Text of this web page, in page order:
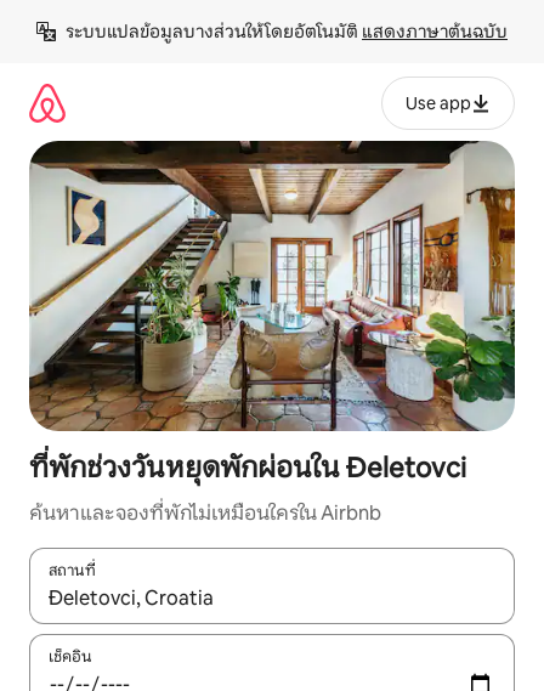
เนื้อหา
ระบบแปลข้อมูลบางส่วนให้โดยอัตโนมัติ แสดงภาษาต้นฉบับ
Use app
ที่พักช่วงวันหยุดพักผ่อนใน Đeletovci
ค้นหาและจองที่พักไม่เหมือนใครใน Airbnb
สถานที่
ใช้ลูกศรขึ้นลง หรือใช้การสัมผัสหรือปัด เพื่อสำรวจผลการค้นหา
เช็คอิน